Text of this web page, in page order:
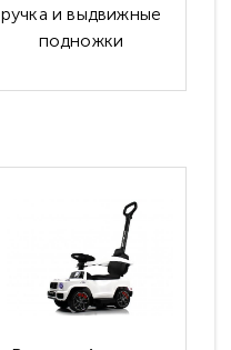
ручка ивыдвижные
подножки